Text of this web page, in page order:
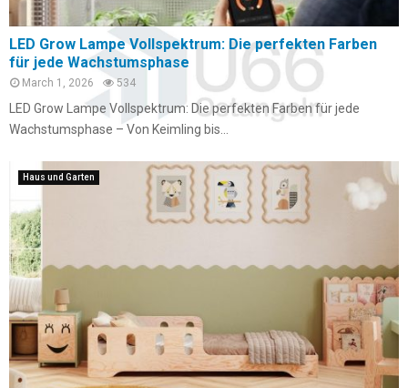
LED Grow Lampe Vollspektrum: Die perfekten Farben
für jede Wachstumsphase
March 1, 2026 534
LED Grow Lampe Vollspektrum: Die perfekten Farben für jede
Wachstumsphase – Von Keimling bis...
Haus und Garten